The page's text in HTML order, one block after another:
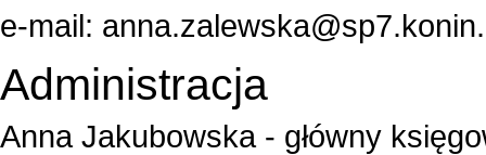
e-mail:
Administracja
Anna Jakubowska - główny